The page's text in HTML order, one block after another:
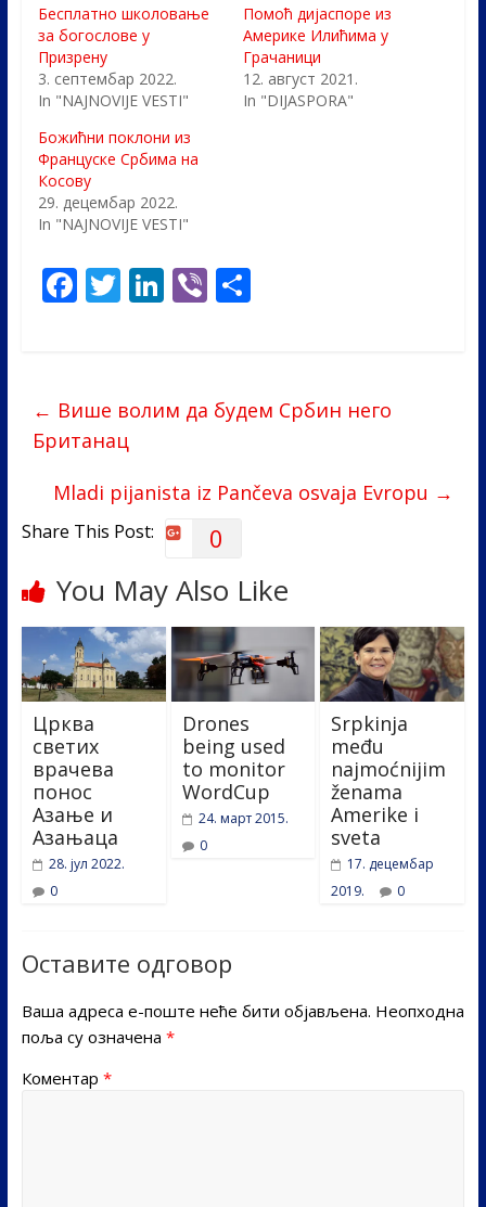
Бесплатно школовање
за богослове у
Призрену
3. септембар 2022.
In "NAJNOVIJE VESTI"
Помоћ дијаспоре из
Америке Илићима у
Грачаници
12. август 2021.
In "DIJASPORA"
Божићни поклони из
Француске Србима на
Косову
29. децембар 2022.
In "NAJNOVIJE VESTI"
F
ac
o
o
k
T
w
Li
n
dI
Vi
b
S
← Више волим да будем Србин него
Британац
Mladi pijanista iz Pančeva osvaja Evropu →
Share This Post: 0
You May Also Like
Црква
светих
врачева
понос
Азање и
Азањаца
28. јул 2022.
0
Drones
being used
to monitor
WordCup
24. март 2015.
0
Srpkinja
među
najmoćnijim
ženama
Amerike i
sveta
17. децембар
2019.
0
Оставите одговор
Ваша адреса е-поште неће бити објављена. Неопходна
поља су означена *
Коментар *